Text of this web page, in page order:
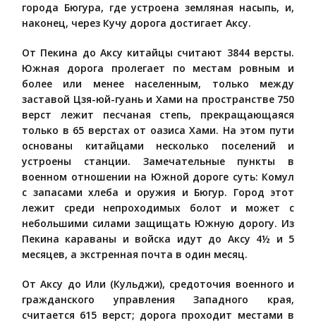
города Бюгура, где устроена земляная насыпь, и,
наконец, через Кучу дорога достигает Аксу.
От Пекина до Аксу китайцы считают 3844 версты.
Южная дорога пролегает по местам ровным и
более или менее населенным, только между
заставой Цзя-юй-гуань и Хами на пространстве 750
верст лежит песчаная степь, прекращающаяся
только в 65 верстах от оазиса Хами. На этом пути
основаны китайцами несколько поселений и
устроены станции. Замечательные пункты в
военном отношении на Южной дороге суть: Комул
с запасами хлеба и оружия и Бюгур. Город этот
лежит среди непроходимых болот и может с
небольшими силами защищать Южную дорогу. Из
Пекина караваны и войска идут до Аксу 4½ и 5
месяцев, а экстренная почта в один месяц.
От Аксу до Или (Кульджи), средоточия военного и
гражданского управления Западного края,
считается 615 верст; дорога проходит местами в